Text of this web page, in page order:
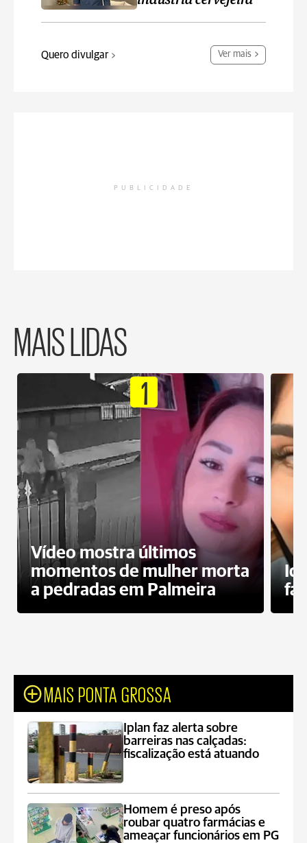
Quero divulgar Ver mais
PUBLICIDADE
MAIS LIDAS
1
Vídeo mostra últimos
momentos de mulher morta
a pedradas em Palmeira
MAIS PONTA GROSSA
Iplan faz alerta sobre
barreiras nas calçadas:
fiscalização está atuando
Homem é preso após
roubar quatro farmácias e
ameaçar funcionários em PG